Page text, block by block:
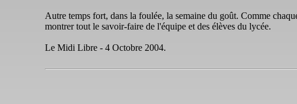
Autre temps fort, dans la foulée, la semaine du goût. Comme
montrer tout le savoir-faire de l'équipe et des élèves du lycée.
Le Midi Libre - 4 Octobre 2004.